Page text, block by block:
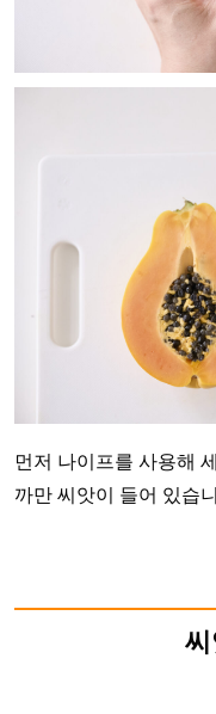
먼저 나이프를 사용해
까만 씨앗이 들어 있습
씨